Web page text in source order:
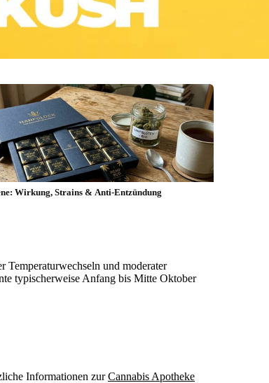
Wirkung, Strains & Anti-Entzündung
Temperaturwechseln und moderater
typischerweise Anfang bis Mitte Oktober
Informationen zurCannabis Apotheke